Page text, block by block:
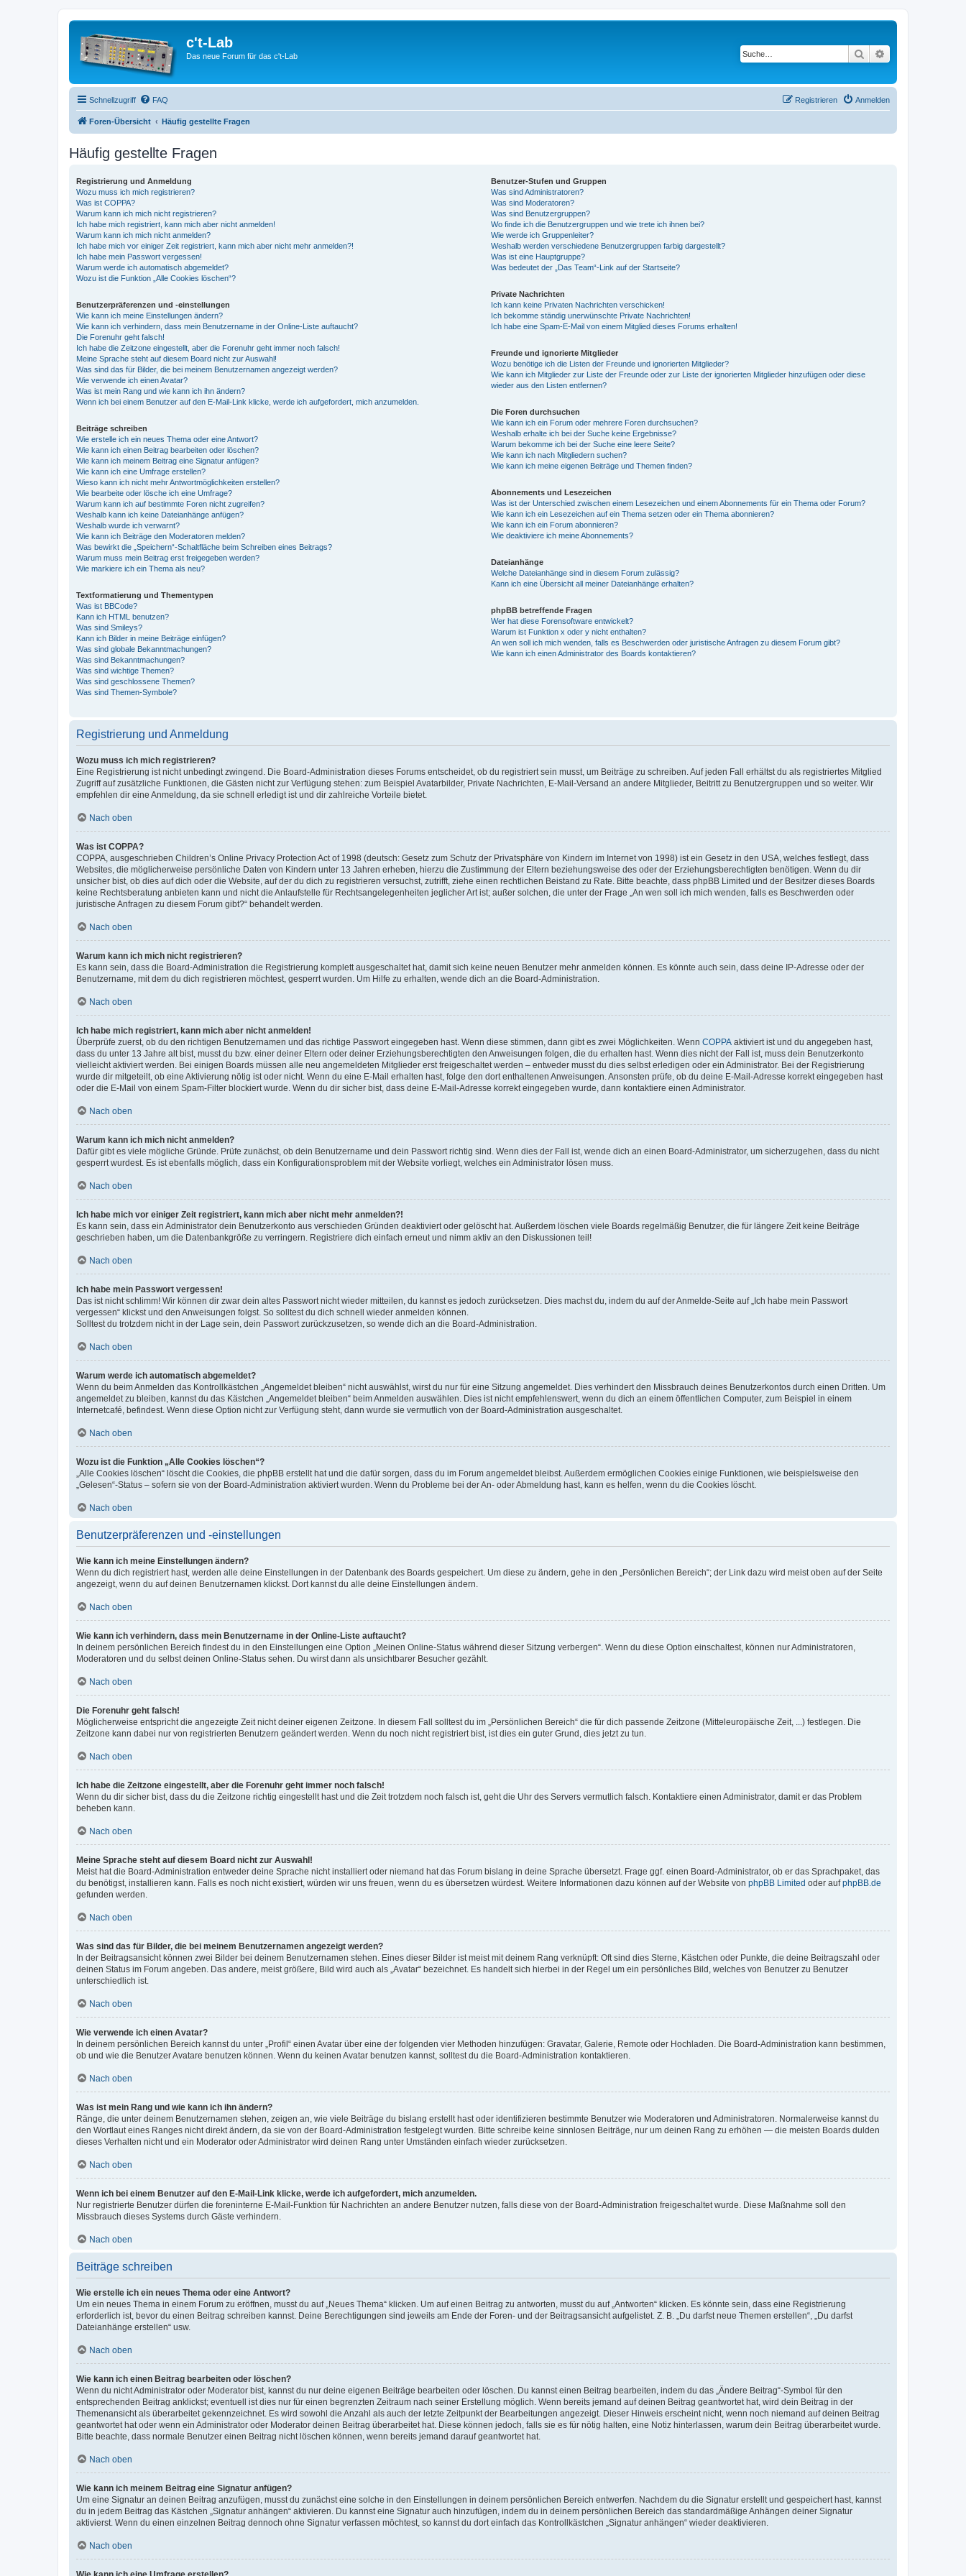
c't-Lab
Das neue Forum für das c't-Lab Suche
Schnellzugriff FAQ Anmelden
Registrieren
Foren-Übersicht Häufig gestellte Fragen
Häufig gestellte Fragen
Registrierung und Anmeldung
Wozu muss ich mich registrieren?
Was ist COPPA?
Warum kann ich mich nicht registrieren?
Ich habe mich registriert, kann mich aber nicht anmelden!
Warum kann ich mich nicht anmelden?
Ich habe mich vor einiger Zeit registriert, kann mich aber nicht mehr anmelden?!
Ich habe mein Passwort vergessen!
Warum werde ich automatisch abgemeldet?
Wozu ist die Funktion „Alle Cookies löschen“?
Benutzerpräferenzen und -einstellungen
Wie kann ich meine Einstellungen ändern?
Wie kann ich verhindern, dass mein Benutzername in der Online-Liste auftaucht?
Die Forenuhr geht falsch!
Ich habe die Zeitzone eingestellt, aber die Forenuhr geht immer noch falsch!
Meine Sprache steht auf diesem Board nicht zur Auswahl!
Was sind das für Bilder, die bei meinem Benutzernamen angezeigt werden?
Wie verwende ich einen Avatar?
Was ist mein Rang und wie kann ich ihn ändern?
Wenn ich bei einem Benutzer auf den E-Mail-Link klicke, werde ich aufgefordert, mich anzumelden.
Beiträge schreiben
Wie erstelle ich ein neues Thema oder eine Antwort?
Wie kann ich einen Beitrag bearbeiten oder löschen?
Wie kann ich meinem Beitrag eine Signatur anfügen?
Wie kann ich eine Umfrage erstellen?
Wieso kann ich nicht mehr Antwortmöglichkeiten erstellen?
Wie bearbeite oder lösche ich eine Umfrage?
Warum kann ich auf bestimmte Foren nicht zugreifen?
Weshalb kann ich keine Dateianhänge anfügen?
Weshalb wurde ich verwarnt?
Wie kann ich Beiträge den Moderatoren melden?
Was bewirkt die „Speichern“-Schaltfläche beim Schreiben eines Beitrags?
Warum muss mein Beitrag erst freigegeben werden?
Wie markiere ich ein Thema als neu?
Textformatierung und Thementypen
Was ist BBCode?
Kann ich HTML benutzen?
Was sind Smileys?
Kann ich Bilder in meine Beiträge einfügen?
Was sind globale Bekanntmachungen?
Was sind Bekanntmachungen?
Was sind wichtige Themen?
Was sind geschlossene Themen?
Was sind Themen-Symbole?
Benutzer-Stufen und Gruppen
Was sind Administratoren?
Was sind Moderatoren?
Was sind Benutzergruppen?
Wo finde ich die Benutzergruppen und wie trete ich ihnen bei?
Wie werde ich Gruppenleiter?
Weshalb werden verschiedene Benutzergruppen farbig dargestellt?
Was ist eine Hauptgruppe?
Was bedeutet der „Das Team“-Link auf der Startseite?
Private Nachrichten
Ich kann keine Privaten Nachrichten verschicken!
Ich bekomme ständig unerwünschte Private Nachrichten!
Ich habe eine Spam-E-Mail von einem Mitglied dieses Forums erhalten!
Freunde und ignorierte Mitglieder
Wozu benötige ich die Listen der Freunde und ignorierten Mitglieder?
Wie kann ich Mitglieder zur Liste der Freunde oder zur Liste der ignorierten Mitglieder hinzufügen oder diese
wieder aus den Listen entfernen?
Die Foren durchsuchen
Wie kann ich ein Forum oder mehrere Foren durchsuchen?
Weshalb erhalte ich bei der Suche keine Ergebnisse?
Warum bekomme ich bei der Suche eine leere Seite?
Wie kann ich nach Mitgliedern suchen?
Wie kann ich meine eigenen Beiträge und Themen finden?
Abonnements und Lesezeichen
Was ist der Unterschied zwischen einem Lesezeichen und einem Abonnements für ein Thema oder Forum?
Wie kann ich ein Lesezeichen auf ein Thema setzen oder ein Thema abonnieren?
Wie kann ich ein Forum abonnieren?
Wie deaktiviere ich meine Abonnements?
Dateianhänge
Welche Dateianhänge sind in diesem Forum zulässig?
Kann ich eine Übersicht all meiner Dateianhänge erhalten?
phpBB betreffende Fragen
Wer hat diese Forensoftware entwickelt?
Warum ist Funktion x oder y nicht enthalten?
An wen soll ich mich wenden, falls es Beschwerden oder juristische Anfragen zu diesem Forum gibt?
Wie kann ich einen Administrator des Boards kontaktieren?
Registrierung und Anmeldung
Wozu muss ich mich registrieren?
Eine Registrierung ist nicht unbedingt zwingend. Die Board-Administration dieses Forums entscheidet, ob du registriert sein musst, um Beiträge zu schreiben. Auf jeden Fall erhältst du als registriertes Mitglied
Zugriff auf zusätzliche Funktionen, die Gästen nicht zur Verfügung stehen: zum Beispiel Avatarbilder, Private Nachrichten, E-Mail-Versand an andere Mitglieder, Beitritt zu Benutzergruppen und so weiter. Wir
empfehlen dir eine Anmeldung, da sie schnell erledigt ist und dir zahlreiche Vorteile bietet.
Nach oben
Was ist COPPA?
COPPA, ausgeschrieben Children’s Online Privacy Protection Act of 1998 (deutsch: Gesetz zum Schutz der Privatsphäre von Kindern im Internet von 1998) ist ein Gesetz in den USA, welches festlegt, dass
Websites, die möglicherweise persönliche Daten von Kindern unter 13 Jahren erheben, hierzu die Zustimmung der Eltern beziehungsweise des oder der Erziehungsberechtigten benötigen. Wenn du dir
unsicher bist, ob dies auf dich oder die Website, auf der du dich zu registrieren versuchst, zutrifft, ziehe einen rechtlichen Beistand zu Rate. Bitte beachte, dass phpBB Limited und der Besitzer dieses Boards
keine Rechtsberatung anbieten kann und nicht die Anlaufstelle für Rechtsangelegenheiten jeglicher Art ist; außer solchen, die unter der Frage „An wen soll ich mich wenden, falls es Beschwerden oder
juristische Anfragen zu diesem Forum gibt?“ behandelt werden.
Nach oben
Warum kann ich mich nicht registrieren?
Es kann sein, dass die Board-Administration die Registrierung komplett ausgeschaltet hat, damit sich keine neuen Benutzer mehr anmelden können. Es könnte auch sein, dass deine IP-Adresse oder der
Benutzername, mit dem du dich registrieren möchtest, gesperrt wurden. Um Hilfe zu erhalten, wende dich an die Board-Administration.
Nach oben
Ich habe mich registriert, kann mich aber nicht anmelden!
Überprüfe zuerst, ob du den richtigen Benutzernamen und das richtige Passwort eingegeben hast. Wenn diese stimmen, dann gibt es zwei Möglichkeiten. Wenn COPPA aktiviert ist und du angegeben hast,
dass du unter 13 Jahre alt bist, musst du bzw. einer deiner Eltern oder deiner Erziehungsberechtigten den Anweisungen folgen, die du erhalten hast. Wenn dies nicht der Fall ist, muss dein Benutzerkonto
vielleicht aktiviert werden. Bei einigen Boards müssen alle neu angemeldeten Mitglieder erst freigeschaltet werden – entweder musst du dies selbst erledigen oder ein Administrator. Bei der Registrierung
wurde dir mitgeteilt, ob eine Aktivierung nötig ist oder nicht. Wenn du eine E-Mail erhalten hast, folge den dort enthaltenen Anweisungen. Ansonsten prüfe, ob du deine E-Mail-Adresse korrekt eingegeben hast
oder die E-Mail von einem Spam-Filter blockiert wurde. Wenn du dir sicher bist, dass deine E-Mail-Adresse korrekt eingegeben wurde, dann kontaktiere einen Administrator.
Nach oben
Warum kann ich mich nicht anmelden?
Dafür gibt es viele mögliche Gründe. Prüfe zunächst, ob dein Benutzername und dein Passwort richtig sind. Wenn dies der Fall ist, wende dich an einen Board-Administrator, um sicherzugehen, dass du nicht
gesperrt wurdest. Es ist ebenfalls möglich, dass ein Konfigurationsproblem mit der Website vorliegt, welches ein Administrator lösen muss.
Nach oben
Ich habe mich vor einiger Zeit registriert, kann mich aber nicht mehr anmelden?!
Es kann sein, dass ein Administrator dein Benutzerkonto aus verschieden Gründen deaktiviert oder gelöscht hat. Außerdem löschen viele Boards regelmäßig Benutzer, die für längere Zeit keine Beiträge
geschrieben haben, um die Datenbankgröße zu verringern. Registriere dich einfach erneut und nimm aktiv an den Diskussionen teil!
Nach oben
Ich habe mein Passwort vergessen!
Das ist nicht schlimm! Wir können dir zwar dein altes Passwort nicht wieder mitteilen, du kannst es jedoch zurücksetzen. Dies machst du, indem du auf der Anmelde-Seite auf „Ich habe mein Passwort
vergessen“ klickst und den Anweisungen folgst. So solltest du dich schnell wieder anmelden können.
Solltest du trotzdem nicht in der Lage sein, dein Passwort zurückzusetzen, so wende dich an die Board-Administration.
Nach oben
Warum werde ich automatisch abgemeldet?
Wenn du beim Anmelden das Kontrollkästchen „Angemeldet bleiben“ nicht auswählst, wirst du nur für eine Sitzung angemeldet. Dies verhindert den Missbrauch deines Benutzerkontos durch einen Dritten. Um
angemeldet zu bleiben, kannst du das Kästchen „Angemeldet bleiben“ beim Anmelden auswählen. Dies ist nicht empfehlenswert, wenn du dich an einem öffentlichen Computer, zum Beispiel in einem
Internetcafé, befindest. Wenn diese Option nicht zur Verfügung steht, dann wurde sie vermutlich von der Board-Administration ausgeschaltet.
Nach oben
Wozu ist die Funktion „Alle Cookies löschen“?
„Alle Cookies löschen“ löscht die Cookies, die phpBB erstellt hat und die dafür sorgen, dass du im Forum angemeldet bleibst. Außerdem ermöglichen Cookies einige Funktionen, wie beispielsweise den
„Gelesen“-Status – sofern sie von der Board-Administration aktiviert wurden. Wenn du Probleme bei der An- oder Abmeldung hast, kann es helfen, wenn du die Cookies löscht.
Nach oben
Benutzerpräferenzen und -einstellungen
Wie kann ich meine Einstellungen ändern?
Wenn du dich registriert hast, werden alle deine Einstellungen in der Datenbank des Boards gespeichert. Um diese zu ändern, gehe in den „Persönlichen Bereich“; der Link dazu wird meist oben auf der Seite
angezeigt, wenn du auf deinen Benutzernamen klickst. Dort kannst du alle deine Einstellungen ändern.
Nach oben
Wie kann ich verhindern, dass mein Benutzername in der Online-Liste auftaucht?
In deinem persönlichen Bereich findest du in den Einstellungen eine Option „Meinen Online-Status während dieser Sitzung verbergen“. Wenn du diese Option einschaltest, können nur Administratoren,
Moderatoren und du selbst deinen Online-Status sehen. Du wirst dann als unsichtbarer Besucher gezählt.
Nach oben
Die Forenuhr geht falsch!
Möglicherweise entspricht die angezeigte Zeit nicht deiner eigenen Zeitzone. In diesem Fall solltest du im „Persönlichen Bereich“ die für dich passende Zeitzone (Mitteleuropäische Zeit, ...) festlegen. Die
Zeitzone kann dabei nur von registrierten Benutzern geändert werden. Wenn du noch nicht registriert bist, ist dies ein guter Grund, dies jetzt zu tun.
Nach oben
Ich habe die Zeitzone eingestellt, aber die Forenuhr geht immer noch falsch!
Wenn du dir sicher bist, dass du die Zeitzone richtig eingestellt hast und die Zeit trotzdem noch falsch ist, geht die Uhr des Servers vermutlich falsch. Kontaktiere einen Administrator, damit er das Problem
beheben kann.
Nach oben
Meine Sprache steht auf diesem Board nicht zur Auswahl!
Meist hat die Board-Administration entweder deine Sprache nicht installiert oder niemand hat das Forum bislang in deine Sprache übersetzt. Frage ggf. einen Board-Administrator, ob er das Sprachpaket, das
du benötigst, installieren kann. Falls es noch nicht existiert, würden wir uns freuen, wenn du es übersetzen würdest. Weitere Informationen dazu können auf der Website von phpBB Limited oder aufphpBB.de
gefunden werden.
Nach oben
Was sind das für Bilder, die bei meinem Benutzernamen angezeigt werden?
In der Beitragsansicht können zwei Bilder bei deinem Benutzernamen stehen. Eines dieser Bilder ist meist mit deinem Rang verknüpft: Oft sind dies Sterne, Kästchen oder Punkte, die deine Beitragszahl oder
deinen Status im Forum angeben. Das andere, meist größere, Bild wird auch als „Avatar“ bezeichnet. Es handelt sich hierbei in der Regel um ein persönliches Bild, welches von Benutzer zu Benutzer
unterschiedlich ist.
Nach oben
Wie verwende ich einen Avatar?
In deinem persönlichen Bereich kannst du unter „Profil“ einen Avatar über eine der folgenden vier Methoden hinzufügen: Gravatar, Galerie, Remote oder Hochladen. Die Board-Administration kann bestimmen,
ob und wie die Benutzer Avatare benutzen können. Wenn du keinen Avatar benutzen kannst, solltest du die Board-Administration kontaktieren.
Nach oben
Was ist mein Rang und wie kann ich ihn ändern?
Ränge, die unter deinem Benutzernamen stehen, zeigen an, wie viele Beiträge du bislang erstellt hast oder identifizieren bestimmte Benutzer wie Moderatoren und Administratoren. Normalerweise kannst du
den Wortlaut eines Ranges nicht direkt ändern, da sie von der Board-Administration festgelegt wurden. Bitte schreibe keine sinnlosen Beiträge, nur um deinen Rang zu erhöhen — die meisten Boards dulden
dieses Verhalten nicht und ein Moderator oder Administrator wird deinen Rang unter Umständen einfach wieder zurücksetzen.
Nach oben
Wenn ich bei einem Benutzer auf den E-Mail-Link klicke, werde ich aufgefordert, mich anzumelden.
Nur registrierte Benutzer dürfen die foreninterne E-Mail-Funktion für Nachrichten an andere Benutzer nutzen, falls diese von der Board-Administration freigeschaltet wurde. Diese Maßnahme soll den
Missbrauch dieses Systems durch Gäste verhindern.
Nach oben
Beiträge schreiben
Wie erstelle ich ein neues Thema oder eine Antwort?
Um ein neues Thema in einem Forum zu eröffnen, musst du auf „Neues Thema“ klicken. Um auf einen Beitrag zu antworten, musst du auf „Antworten“ klicken. Es könnte sein, dass eine Registrierung
erforderlich ist, bevor du einen Beitrag schreiben kannst. Deine Berechtigungen sind jeweils am Ende der Foren- und der Beitragsansicht aufgelistet. Z. B. „Du darfst neue Themen erstellen“, „Du darfst
Dateianhänge erstellen“ usw.
Nach oben
Wie kann ich einen Beitrag bearbeiten oder löschen?
Wenn du nicht Administrator oder Moderator bist, kannst du nur deine eigenen Beiträge bearbeiten oder löschen. Du kannst einen Beitrag bearbeiten, indem du das „Ändere Beitrag“-Symbol für den
entsprechenden Beitrag anklickst; eventuell ist dies nur für einen begrenzten Zeitraum nach seiner Erstellung möglich. Wenn bereits jemand auf deinen Beitrag geantwortet hat, wird dein Beitrag in der
Themenansicht als überarbeitet gekennzeichnet. Es wird sowohl die Anzahl als auch der letzte Zeitpunkt der Bearbeitungen angezeigt. Dieser Hinweis erscheint nicht, wenn noch niemand auf deinen Beitrag
geantwortet hat oder wenn ein Administrator oder Moderator deinen Beitrag überarbeitet hat. Diese können jedoch, falls sie es für nötig halten, eine Notiz hinterlassen, warum dein Beitrag überarbeitet wurde.
Bitte beachte, dass normale Benutzer einen Beitrag nicht löschen können, wenn bereits jemand darauf geantwortet hat.
Nach oben
Wie kann ich meinem Beitrag eine Signatur anfügen?
Um eine Signatur an deinen Beitrag anzufügen, musst du zunächst eine solche in den Einstellungen in deinem persönlichen Bereich entwerfen. Nachdem du die Signatur erstellt und gespeichert hast, kannst
du in jedem Beitrag das Kästchen „Signatur anhängen“ aktivieren. Du kannst eine Signatur auch hinzufügen, indem du in deinem persönlichen Bereich das standardmäßige Anhängen deiner Signatur
aktivierst. Wenn du einen einzelnen Beitrag dennoch ohne Signatur verfassen möchtest, so kannst du dort einfach das Kontrollkästchen „Signatur anhängen“ wieder deaktivieren.
Nach oben